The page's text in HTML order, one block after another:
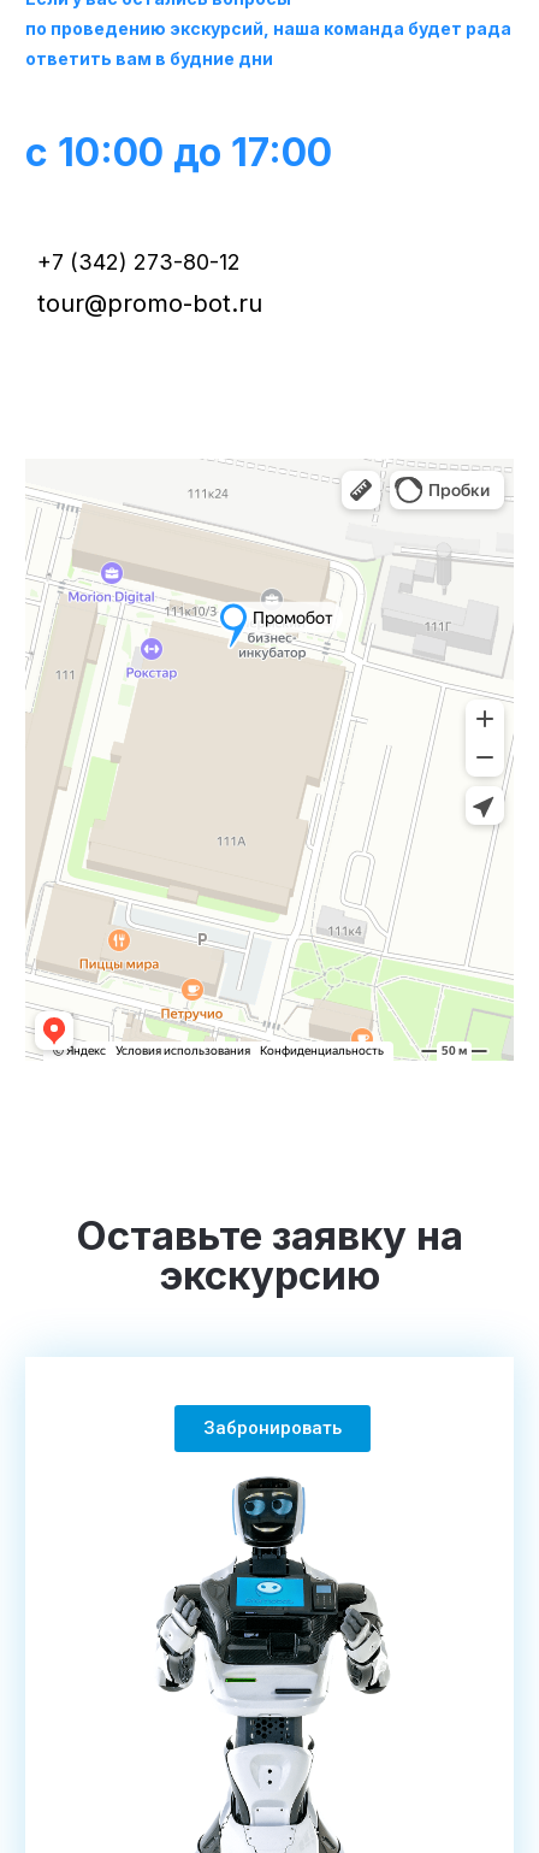
по проведению экскурсий, наша команда будет рада
ответить вам в будние дни
с 10:00 до 17:00
+7 (342) 273-80-12
tour@promo-bot.ru
Оставьте заявку на
экскурсию
Забронировать